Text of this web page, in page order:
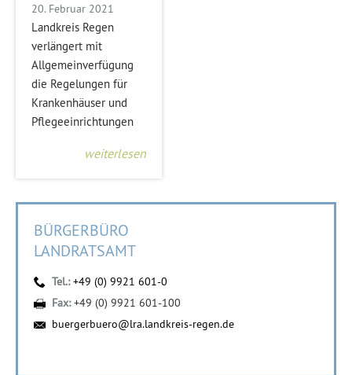
20. Februar 2021
Landkreis Regen
verlängert mit
Allgemeinverfügung
die Regelungen für
Krankenhäuser und
Pflegeeinrichtungen
weiterlesen
BÜRGERBÜRO
LANDRATSAMT
Tel.:+49 (0) 9921 601-0
Fax:+49 (0) 9921 601-100
buergerbuero@lra.landkreis-regen.de